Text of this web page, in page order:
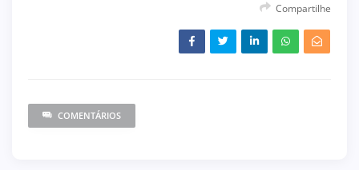
Compartilhe
COMENTÁRIOS